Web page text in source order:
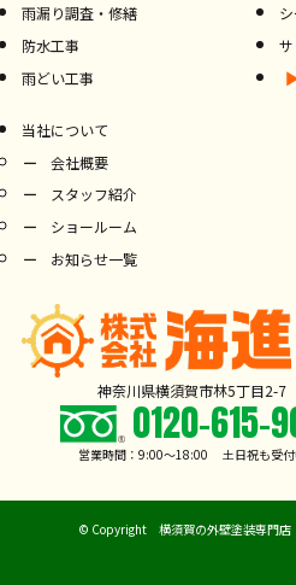
神奈川県横須賀市林5丁目2-7
0120-615-
営業時間：9:00〜18:00 土日祝も受
雨漏り調査・修繕
防水工事
雨どい工事
当社について
会社概要
スタッフ紹介
ショールーム
お知らせ一覧
© Copyright 横須賀の外壁塗装専門店